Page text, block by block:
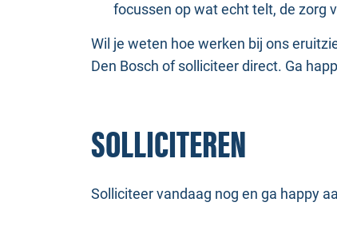
focussen op wat echt telt, de zorg
Wil je weten hoe werken bij ons
Den Bosch of solliciteer direct. Ga
SOLLICITEREN
Solliciteer vandaag nog en ga happy